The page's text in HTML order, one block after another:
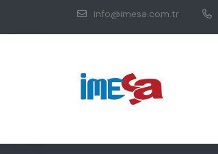
info@imesa.com.tr